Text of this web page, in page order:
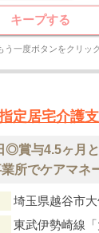
キープする
一度ボタンをクリッ
定居宅介護
◎賞与4.5ヶ月
所でケアマネ
埼玉県越谷市